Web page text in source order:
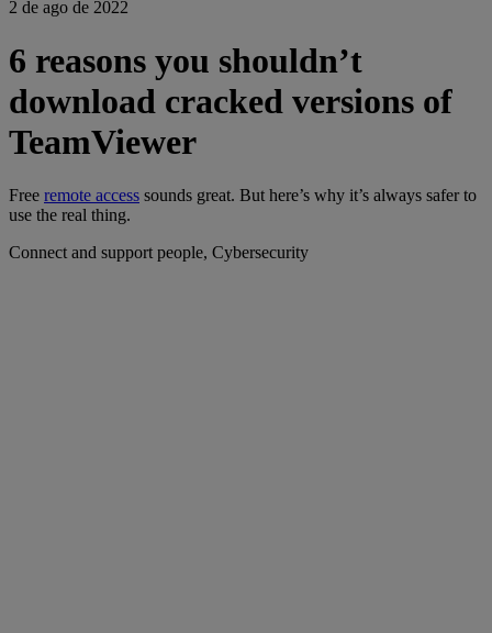
2 de ago de 2022
6 reasons you shouldn’t
download cracked versions of
TeamViewer
Free remote access sounds great. But here’s why it’s always safer to
use the real thing.
Connect and support people, Cybersecurity